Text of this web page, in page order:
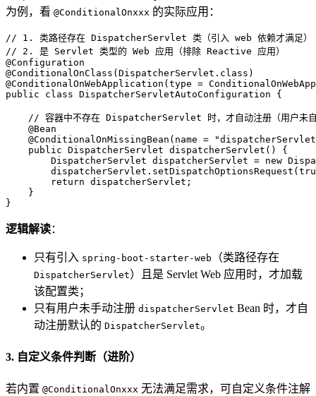
为例，看 @ConditionalOnxxx 的实际应用：
// 1. 类路径存在 DispatcherServlet 类（引入 web 依赖才满足）
// 2. 是 Servlet 类型的 Web 应用（排除 Reactive 应用）
@Configuration
@ConditionalOnClass(DispatcherServlet.class)
@ConditionalOnWebApplication(type =
public
class DispatcherServletAutoConfiguration {
// 容器中不存在 DispatcherServlet 时，才自动注册（用户未自
@Bean
@ConditionalOnMissingBean(name =
public DispatcherServlet dispatcherServlet ()
{
DispatcherServlet dispatcherServlet = new
        dispatcherServlet.setDispatchOptionsRequest(
return dispatcherServlet;
    }
}
逻辑解读：
只有引入 spring-boot-starter-web （类路径存在
DispatcherServlet）且是 Servlet Web 应用时，才加载
该配置类；
只有用户未手动注册 dispatcherServlet Bean 时，才自
动注册默认的 DispatcherServlet。
3. 自定义条件判断（进阶）
若内置 @ConditionalOnxxx 无法满足需求，可自定义条件注解